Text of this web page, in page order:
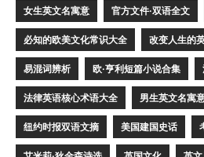
女生英文名寓意 官方文件·双语全文
必知的欧美文化常识大全 改变人生的
易混词辨析 欧·亨利短篇小说合集
法律英语核心术语大全 男生英文名寓
纽约时报双语文摘 美国建国史话